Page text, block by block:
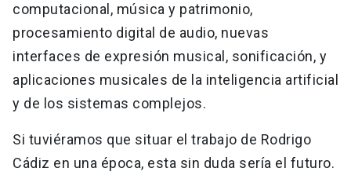
computacional, música y patrimonio,
procesamiento digital de audio, nuevas
interfaces de expresión musical, sonificación, y
aplicaciones musicales de la inteligencia artificial
y de los sistemas complejos.
Si tuviéramos que situar el trabajo de Rodrigo
Cádiz en una época, esta sin duda sería el futuro.